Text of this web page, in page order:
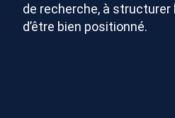
de recherche, à
d’être bien positionné.